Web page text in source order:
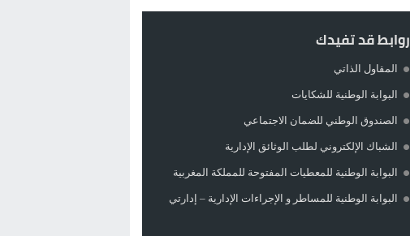
روابط قد تفيدك
المقاول الذاتي
البوابة الوطنية للشكايات
الصندوق الوطني للضمان الاجتماعي
الشباك الإلكتروني لطلب الوثائق الإدارية
البوابة الوطنية للمعطيات المفتوحة للمملكة المغربية
البوابة الوطنية للمساطر و الإجراءات الإدارية – إدارتي